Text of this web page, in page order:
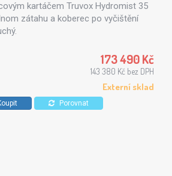
kartáčem Truvox Hydromist 35
zátahu a koberec po vyčištění
173 490 Kč
143 380 Kč bez DPH
Externí sklad
Porovnat